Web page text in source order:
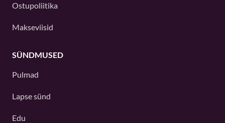
Ostupoliitika
Makseviisid
SÜNDMUSED
Pulmad
Lapse sünd
Edu